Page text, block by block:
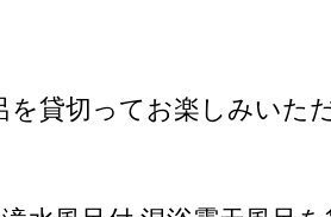
貸切ってお楽しみいた